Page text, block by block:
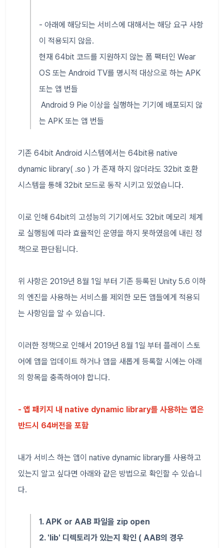
- 아래에 해당되는 서비스에 대해서는 해당 요구 사항
이 적용되지 않음.
현재 64bit 코드를 지원하지 않는 폼 팩터인 Wear
OS 또는 Android TV를 명시적 대상으로 하는 APK
또는 앱 번들
Android 9 Pie 이상을 실행하는 기기에 배포되지 않
는 APK 또는 앱 번들
기존 64bit Android 시스템에서는 64bit용 native
dynamic library( .so ) 가 존재 하지 않더라도 32bit 호환
시스템을 통해 32bit 모드로 동작 시키고 있었습니다.
이로 인해 64bit의 고성능의 기기에서도 32bit 메모리 체계
로 실행됨에 따라 효율적인 운영을 하지 못하였음에 내린 정
책으로 판단됩니다.
위 사항은 2019년 8월 1일 부터 기존 등록된 Unity 5.6 이하
의 엔진을 사용하는 서비스를 제외한 모든 앱들에게 적용되
는 사항임을 알 수 있습니다.
이러한 정책으로 인해서 2019년 8월 1일 부터 플레이 스토
어에 앱을 업데이트 하거나 앱을 새롭게 등록할 시에는 아래
의 항목을 충족하여야 합니다.
- 앱 패키지 내 native dynamic library를 사용하는 앱은
반드시 64버전을 포함
내가 서비스 하는 앱이 native dynamic library를 사용하고
있는지 알고 싶다면 아래와 같은 방법으로 확인할 수 있습니
다.
1. APK or AAB 파일을 zip open
2. 'lib' 디렉토리가 있는지 확인 ( AAB의 경우